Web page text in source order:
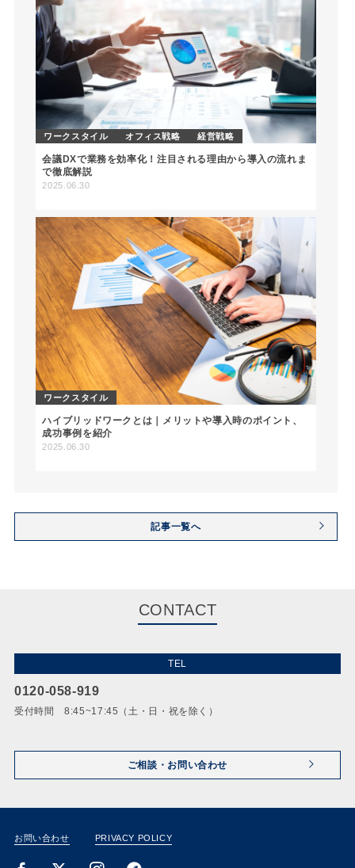
ワークスタイル オフィス戦略 経営戦略
会議DXで業務を効率化！注目される理由から導入の流れま
で徹底解説
2025.06.30
ワークスタイル
ハイブリッドワークとは｜メリットや導入時のポイント、
成功事例を紹介
2025.06.30
記事一覧へ
CONTACT
TEL
0120-058-919
受付時間 8:45~17:45（土・日・祝を除く）
ご相談・お問い合わせ
お問い合わせ PRIVACY POLICY